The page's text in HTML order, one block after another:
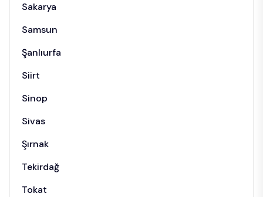
Sakarya
Samsun
Şanlıurfa
Siirt
Sinop
Sivas
Şırnak
Tekirdağ
Tokat